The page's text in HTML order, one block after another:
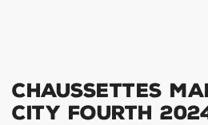
Chaussettes
City Fourth